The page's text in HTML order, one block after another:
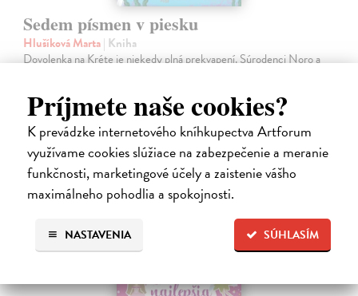
Príjmete naše cookies?
K prevádzke internetového kníhkupectva Artforum
využívame cookies slúžiace na zabezpečenie a meranie
funkčnosti, marketingové účely a zaistenie vášho
maximálneho pohodlia a spokojnosti.
SÚHLASÍM
NASTAVENIA
Sedem písmen v piesku
Hlušíková Marta| Kniha
Dovolenka na Kréte je niekedy plná prekvapení. Súrodenci Noro a
zahrabaní…
Na sklade
14,20 €
14,95 €